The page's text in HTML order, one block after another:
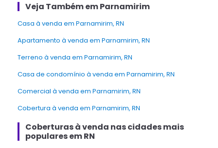
Veja Também em Parnamirim
casa à venda em Parnamirim, RN
Apartamento à venda em Parnamirim, RN
terreno à venda em Parnamirim, RN
Casa de condomínio à venda em Parnamirim, RN
Comercial à venda em Parnamirim, RN
Cobertura à venda em Parnamirim, RN
Coberturas à venda nas cidades mais
populares em RN